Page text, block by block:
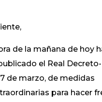
de la mañana de hoy
el Real
de marzo, de medidas
para hacer